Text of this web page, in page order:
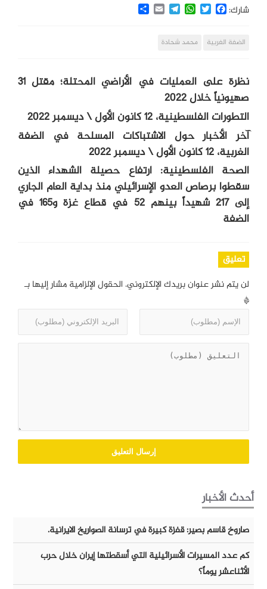
شارك: Facebook
Twitter
WhatsApp
Telegram
Email
Share
الضفة الغربية محمد شحادة
نظرة على العمليات في الأراضي المحتلة؛ مقتل 31
صهيونياً خلال 2022
التطورات الفلسطينية، 12 كانون الأول \ ديسمبر 2022
آخر الأخبار حول الاشتباكات المسلحة في الضفة
الغربية، 12 كانون الأول \ ديسمبر 2022
الصحة الفلسطينية: ارتفاع حصيلة الشهداء الذين
سقطوا برصاص العدو الإسرائيلي منذ بداية العام الجاري
إلى 217 شهيداً بينهم 52 في قطاع غزة و165 في
الضفة
تعليق
لن يتم نشر عنوان بريدك الإلكتروني. الحقول الإلزامية مشار إليها بـ
*
أحدث الأخبار
صاروخ قاسم بصير: قفزة كبيرة في ترسانة الصواريخ الايرانية.
كم عدد المسيرات الأسرائيلية التي أسقطتها إيران خلال حرب
الأثناعشر يوماً؟